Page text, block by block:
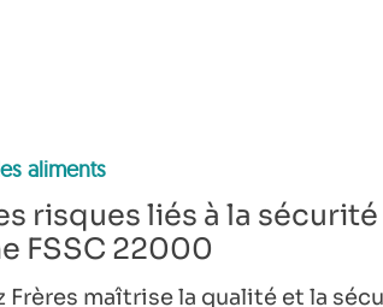
aliments
risques liés à la
FSSC 22000
Frères maîtrise la qualité et la